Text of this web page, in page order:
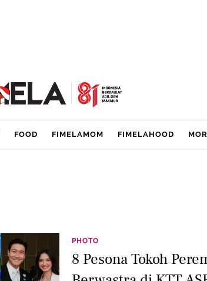
FOOD FIMELAMOM FIMELAHOOD
PHOTO
8 Pesona Tokoh